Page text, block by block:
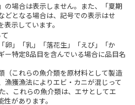
の場合は表示しません。また、「夏期
どとなる場合は、記号での表示はせ
示しています。
卵」「乳」「落花生」「えび」「か
ー特定8品目を含んでいる場合に品目名
（これらの魚介類を原材料として製造
漁獲漁法によりエビ・カニが混じって
、これらの魚介類は、エサとしてエ
があります。